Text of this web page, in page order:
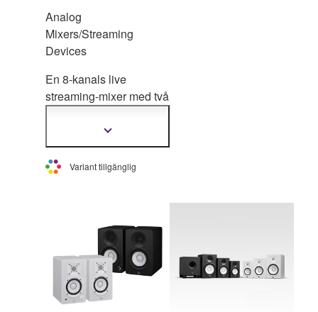
Analog
Mixers/Streaming
Devices
En 8-kanals live
streaming-mixer med två
kondensatormikrofoner,
integrerat USB-
Visa
Variant tillgänglig